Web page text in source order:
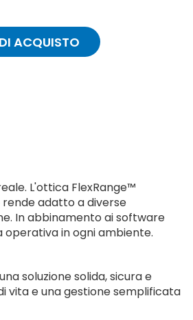
ACQUISTO
L'ottica FlexRange™
adatto a diverse
In abbinamento ai software
operativa in ogni ambiente.
soluzione solida, sicura e
vita e una gestione semplificata